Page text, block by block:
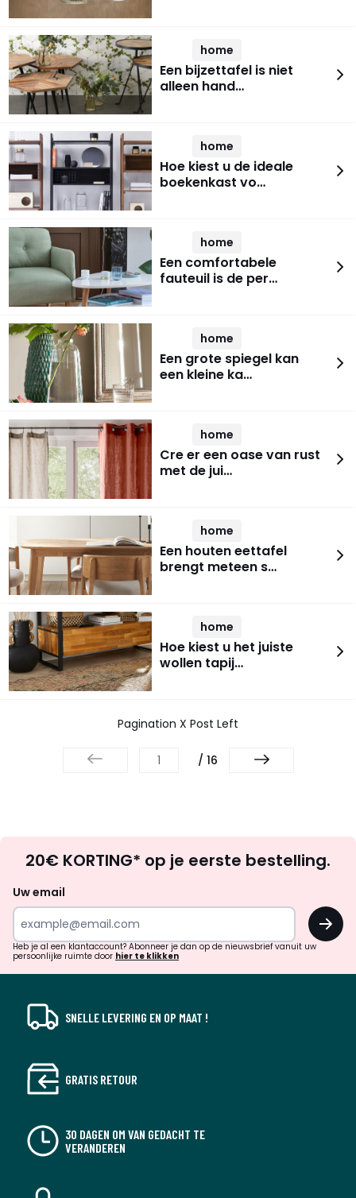
home
Een bijzettafel is niet
alleen hand…
home
Hoe kiest u de ideale
boekenkast vo…
home
Een comfortabele
fauteuil is de per…
home
Een grote spiegel kan
een kleine ka…
home
Cre er een oase van rust
met de jui…
home
Een houten eettafel
brengt meteen s…
home
Hoe kiest u het juiste
wollen tapij…
Pagination X Post Left
/ 16
zoek
inspiratie
verrassingen?
20€ KORTING* op je eerste bestelling.
Uw email
OK
Heb je al een klantaccount? Abonneer je dan op de nieuwsbrief vanuit uw
persoonlijke ruimte door hier te klikken
SNELLE LEVERING EN OP MAAT !
GRATIS RETOUR
30 DAGEN OM VAN GEDACHT TE
VERANDEREN